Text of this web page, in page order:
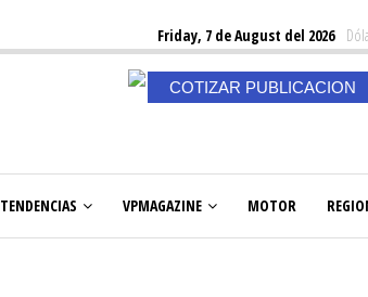
Friday, 7 de August del 2026
COTIZAR PUBLICACION
TENDENCIAS VPMAGAZINE MOTOR